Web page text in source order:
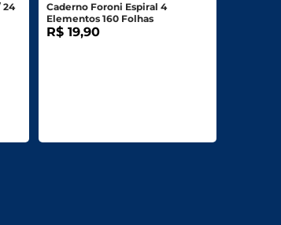
24
Caderno Foroni Espiral 4
Elementos 160 Folhas
R$ 19,90